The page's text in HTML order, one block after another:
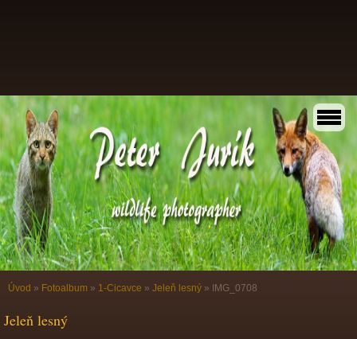
Úvod » Fotoalbum » 1-Cicavce » Jeleň lesný » IMG_0708
Jeleň lesný